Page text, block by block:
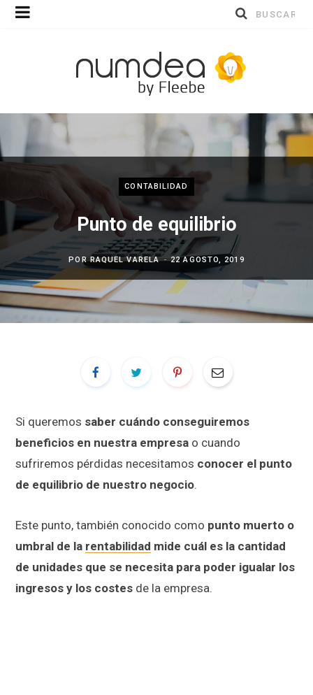
Buscar
CONTABILIDAD
Punto de equilibrio
PORRAQUEL VARELA 22 AGOSTO, 2019
Si queremos saber cuándo conseguiremos
beneficios en nuestra empresa o cuando
sufriremos pérdidas necesitamos conocer el punto
de equilibrio de nuestro negocio.
Este punto, también conocido como punto muerto o
umbral de la rentabilidad mide cuál es la cantidad
de unidades que se necesita para poder igualar los
ingresos y los costes de la empresa.